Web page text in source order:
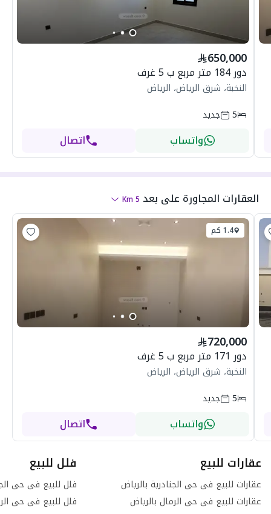
650,000
دور 184 متر مربع ب 5 غرف
النخبة، شرق الرياض، الرياض
5
جديد
واتساب اتصال
العقارات المجاورة على بعد 5
Km
1.4 كم
720,000
دور 171 متر مربع ب 5 غرف
النخبة، شرق الرياض، الرياض
5
جديد
واتساب اتصال
عقارات للبيع
عقارات للبيع فى حى الجنادرية بالرياض
عقارات للبيع فى حى الرمال بالرياض
فلل للبيع
فلل للبيع فى حى
فلل للبيع فى حى